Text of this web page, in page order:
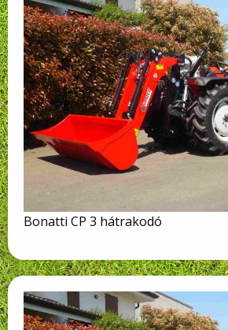
Bonatti CP 3 hátrakodó